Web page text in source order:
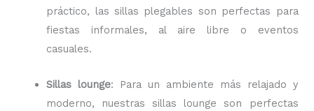
práctico, las sillas plegables son perfectas para
fiestas informales, al aire libre o eventos
casuales.
Sillas lounge: Para un ambiente más relajado y
moderno, nuestras sillas lounge son perfectas